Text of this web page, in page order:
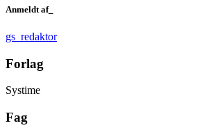
Anmeldt af_
gs_redaktor
Forlag
Systime
Fag